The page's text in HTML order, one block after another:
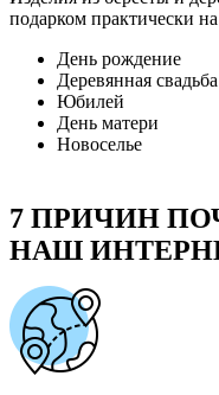
подарком практически
День рождение
Деревянная свадьба
Юбилей
День матери
Новоселье
7 ПРИЧИН
НАШ